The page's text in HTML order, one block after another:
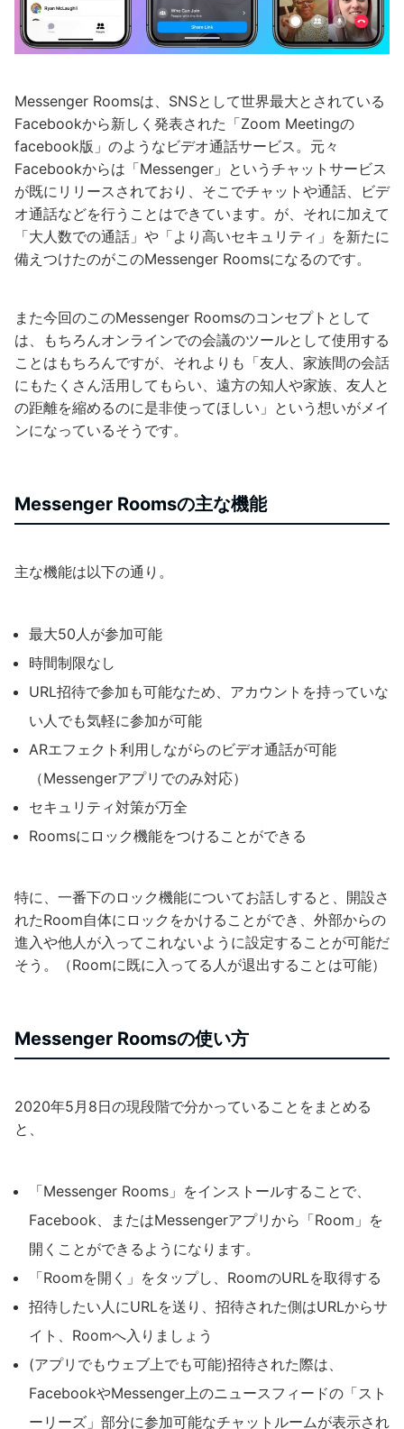
Messenger Roomsは、SNSとして世界最大とされている
Facebookから新しく発表された「Zoom Meetingの
facebook版」のようなビデオ通話サービス。元々
Facebookからは「Messenger」というチャットサービス
が既にリリースされており、そこでチャットや通話、ビデ
オ通話などを行うことはできています。が、それに加えて
「大人数での通話」や「より高いセキュリティ」を新たに
備えつけたのがこのMessenger Roomsになるのです。
また今回のこのMessenger Roomsのコンセプトとして
は、もちろんオンラインでの会議のツールとして使用する
ことはもちろんですが、それよりも「友人、家族間の会話
にもたくさん活用してもらい、遠方の知人や家族、友人と
の距離を縮めるのに是非使ってほしい」という想いがメイ
ンになっているそうです。
Messenger Roomsの主な機能
主な機能は以下の通り。
最大50人が参加可能
時間制限なし
URL招待で参加も可能なため、アカウントを持っていな
い人でも気軽に参加が可能
ARエフェクト利用しながらのビデオ通話が可能
（Messengerアプリでのみ対応）
セキュリティ対策が万全
Roomsにロック機能をつけることができる
特に、一番下のロック機能についてお話しすると、開設さ
れたRoom自体にロックをかけることができ、外部からの
進入や他人が入ってこれないように設定することが可能だ
そう。（Roomに既に入ってる人が退出することは可能）
Messenger Roomsの使い方
2020年5月8日の現段階で分かっていることをまとめる
と、
「Messenger Rooms」をインストールすることで、
Facebook、またはMessengerアプリから「Room」を
開くことができるようになります。
「Roomを開く」をタップし、RoomのURLを取得する
招待したい人にURLを送り、招待された側はURLからサ
イト、Roomへ入りましょう
(アプリでもウェブ上でも可能)招待された際は、
FacebookやMessenger上のニュースフィードの「スト
ーリーズ」部分に参加可能なチャットルームが表示され